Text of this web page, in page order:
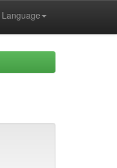
Language